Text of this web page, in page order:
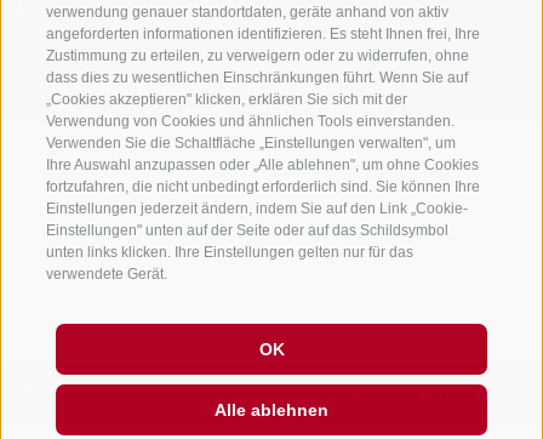
verwendung genauer standortdaten, geräte anhand von aktiv
angeforderten informationen identifizieren. Es steht Ihnen frei, Ihre
Zustimmung zu erteilen, zu verweigern oder zu widerrufen, ohne
dass dies zu wesentlichen Einschränkungen führt. Wenn Sie auf
„Cookies akzeptieren" klicken, erklären Sie sich mit der
Verwendung von Cookies und ähnlichen Tools einverstanden.
Verwenden Sie die Schaltfläche „Einstellungen verwalten", um
Ihre Auswahl anzupassen oder „Alle ablehnen", um ohne Cookies
fortzufahren, die nicht unbedingt erforderlich sind. Sie können Ihre
Einstellungen jederzeit ändern, indem Sie auf den Link „Cookie-
Einstellungen" unten auf der Seite oder auf das Schildsymbol
unten links klicken. Ihre Einstellungen gelten nur für das
verwendete Gerät.
OK
Alle ablehnen
Unterkünfte
Hotel
Garni/B&B
Residence/Ferienwohnung
Urlaub auf dem
Themen
Die Region
Aktiv erleben
Hot Spots
Service
Anreise
Mobility Center
GuestPass
PARTNER created with passion by